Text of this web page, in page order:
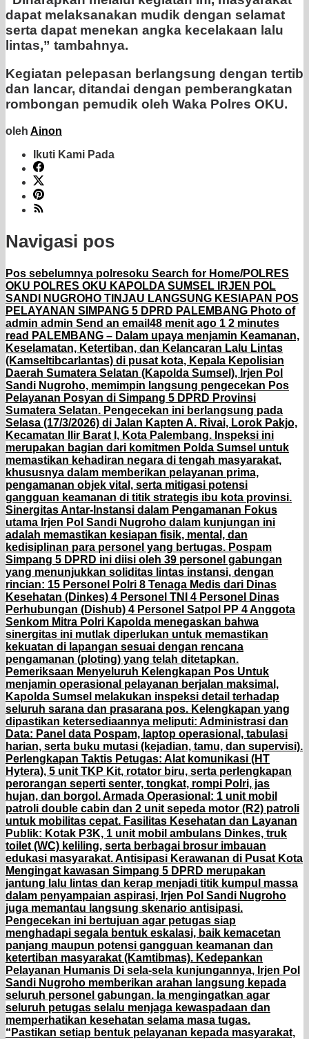
dapat melaksanakan mudik dengan selamat
serta dapat menekan angka kecelakaan lalu
lintas,” tambahnya.
Kegiatan pelepasan berlangsung dengan tertib
dan lancar, ditandai dengan pemberangkatan
rombongan pemudik oleh Waka Polres OKU.
oleh Ainon
Ikuti Kami Pada
Navigasi pos
Pos sebelumnya polresoku Search for Home/POLRES
OKU POLRES OKU KAPOLDA SUMSEL IRJEN POL
SANDI NUGROHO TINJAU LANGSUNG KESIAPAN POS
PELAYANAN SIMPANG 5 DPRD PALEMBANG Photo of
admin admin Send an email48 menit ago 1 2 minutes
read PALEMBANG – Dalam upaya menjamin Keamanan,
Keselamatan, Ketertiban, dan Kelancaran Lalu Lintas
(Kamseltibcarlantas) di pusat kota, Kepala Kepolisian
Daerah Sumatera Selatan (Kapolda Sumsel), Irjen Pol
Sandi Nugroho, memimpin langsung pengecekan Pos
Pelayanan Posyan di Simpang 5 DPRD Provinsi
Sumatera Selatan. Pengecekan ini berlangsung pada
Selasa (17/3/2026) di Jalan Kapten A. Rivai, Lorok Pakjo,
Kecamatan Ilir Barat I, Kota Palembang. Inspeksi ini
merupakan bagian dari komitmen Polda Sumsel untuk
memastikan kehadiran negara di tengah masyarakat,
khususnya dalam memberikan pelayanan prima,
pengamanan objek vital, serta mitigasi potensi
gangguan keamanan di titik strategis ibu kota provinsi.
Sinergitas Antar-Instansi dalam Pengamanan Fokus
utama Irjen Pol Sandi Nugroho dalam kunjungan ini
adalah memastikan kesiapan fisik, mental, dan
kedisiplinan para personel yang bertugas. Pospam
Simpang 5 DPRD ini diisi oleh 39 personel gabungan
yang menunjukkan soliditas lintas instansi, dengan
rincian: 15 Personel Polri 8 Tenaga Medis dari Dinas
Kesehatan (Dinkes) 4 Personel TNI 4 Personel Dinas
Perhubungan (Dishub) 4 Personel Satpol PP 4 Anggota
Senkom Mitra Polri Kapolda menegaskan bahwa
sinergitas ini mutlak diperlukan untuk memastikan
kekuatan di lapangan sesuai dengan rencana
pengamanan (ploting) yang telah ditetapkan.
Pemeriksaan Menyeluruh Kelengkapan Pos Untuk
menjamin operasional pelayanan berjalan maksimal,
Kapolda Sumsel melakukan inspeksi detail terhadap
seluruh sarana dan prasarana pos. Kelengkapan yang
dipastikan ketersediaannya meliputi: Administrasi dan
Data: Panel data Pospam, laptop operasional, tabulasi
harian, serta buku mutasi (kejadian, tamu, dan supervisi).
Perlengkapan Taktis Petugas: Alat komunikasi (HT
Hytera), 5 unit TKP Kit, rotator biru, serta perlengkapan
perorangan seperti senter, tongkat, rompi Polri, jas
hujan, dan borgol. Armada Operasional: 1 unit mobil
patroli double cabin dan 2 unit sepeda motor (R2) patroli
untuk mobilitas cepat. Fasilitas Kesehatan dan Layanan
Publik: Kotak P3K, 1 unit mobil ambulans Dinkes, truk
toilet (WC) keliling, serta berbagai brosur imbauan
edukasi masyarakat. Antisipasi Kerawanan di Pusat Kota
Mengingat kawasan Simpang 5 DPRD merupakan
jantung lalu lintas dan kerap menjadi titik kumpul massa
dalam penyampaian aspirasi, Irjen Pol Sandi Nugroho
juga memantau langsung skenario antisipasi.
Pengecekan ini bertujuan agar petugas siap
menghadapi segala bentuk eskalasi, baik kemacetan
panjang maupun potensi gangguan keamanan dan
ketertiban masyarakat (Kamtibmas). Kedepankan
Pelayanan Humanis Di sela-sela kunjungannya, Irjen Pol
Sandi Nugroho memberikan arahan langsung kepada
seluruh personel gabungan. Ia mengingatkan agar
seluruh petugas selalu menjaga kewaspadaan dan
memperhatikan kesehatan selama masa tugas.
“Pastikan setiap bentuk pelayanan kepada masyarakat,